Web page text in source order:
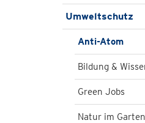
Umweltschutz
Anti-Atom
Bildung &
Green Jobs
Natur im Garten